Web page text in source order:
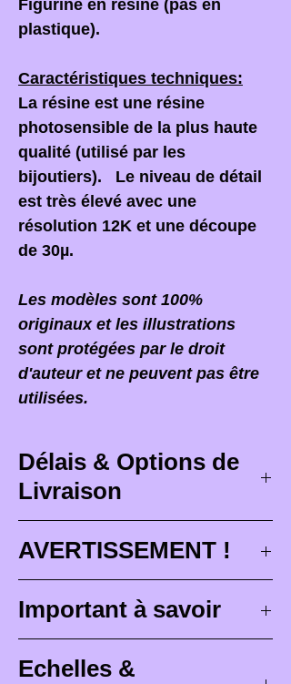
Figurine en résine (pas en
plastique).
Caractéristiques techniques:
La résine est une résine
photosensible de la plus haute
qualité (utilisé par les
bijoutiers). Le niveau de détail
est très élevé avec une
résolution 12K et une découpe
de 30µ.
Les modèles sont 100%
originaux et les illustrations
sont protégées par le droit
d'auteur et ne peuvent pas être
utilisées.
Délais & Options de
Livraison
Les délais de livraison
correspondent à des délais
maximum de conception (3 à 4
semaines ), de peinture pour les
AVERTISSEMENT !
commande,il est PRIMORDIAL
d'ouvrir votre colis devant le
facteur
ou le transporteur qui
Important à savoir
peintes)sont prévues pour être
Echelles &